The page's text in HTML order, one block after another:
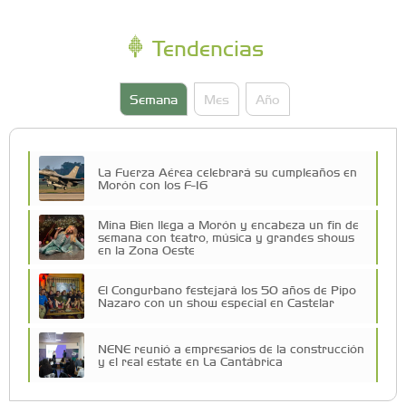
Tendencias
Semana Mes Año
La Fuerza Aérea celebrará su cumpleaños en
Morón con los F-16
Mina Bien llega a Morón y encabeza un fin de
semana con teatro, música y grandes shows
en la Zona Oeste
El Congurbano festejará los 50 años de Pipo
Nazaro con un show especial en Castelar
NENE reunió a empresarios de la construcción
y el real estate en La Cantábrica